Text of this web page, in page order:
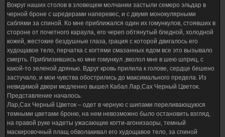
Вокруг наших столов в зловещем молчании застыли семеро эльдар в
черной броне с шредерами наперевес, и с двумя монокулярными
саблями за спиной. Ко мне приближался один их гомункулов, стоявших в
стороне от почетного караула, его череп обтянутый бледной, холодной
кожей, жестокие бездушные глаза, грация с которой двигалось его
худощавое тело, перчатка с когтями смазанных ядом все это вызывало
смерть. Приблизившись ко мне гомункул ,вколол мне в шею шприц, с
какой-то зеленой дрянью. Вдруг кровь прилила к голове, сердце бешено
застучало, и мои чувства обострились до максимального предела. Из
невидимой двери медленно вышел Кабал Лар,Сах Черный Цветок.
Представление началось.
Лар,Сах Черный Цветок – одет в черную с шипами переливающуюся
темными цветами броню, на нем невозможно было остановить взгляд,
на правой руке надеты ужасающие когти-агонизаоры, темный
маскировочный плащ обволакивал его худощавое тело, за спиной